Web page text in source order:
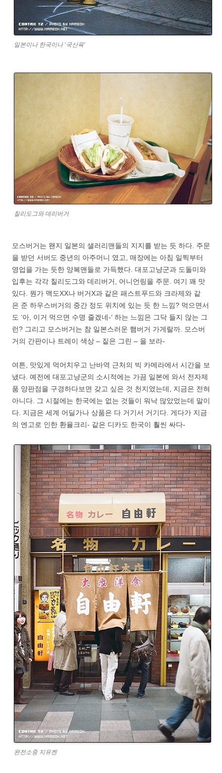
일본이나 한국이나 ‘국산육’
칠리도그와 데리버거
모스버거는 왠지 일본의 샐러리맨들의 지지를 받는 듯 하다. 주문
을 받던 서버도 중년의 아주머니 였고, 매장에는 아침 일찍부터
영업을 가는 듯한 양복맨들로 가득했다. 대포고냥군과 도돌미와
입후는 각각 칠리도그와 데리버거, 어니언링을 주문. 여기 꽤 맛
있다. 뭔가 맥도XX나 버거X과 같은 패스트푸드와 크라제와 같
은 준 하우스버거의 중간 정도 위치에 있는 듯 한 느낌? 먹으면서
도 ‘아, 이거 먹으면 수명 줄겠네-‘ 하는 느낌은 그닥 들지 않는 그
런? 그리고 모스버거는 참 일본스러운 햄버거 가게랄까. 모스버
거의 간판이나 트레이 색상 – 짙은 그린 – 을 보라-
여튼, 맛있게 먹어치우고 난바역 근처의 빅 카메라에서 시간을 보
냈다. 예전에 대포고냥군의 소시적에는 가끔 일본에 와서 전자제
품 양판점을 구경하다보면 갖고 싶은 것 천지였는데, 지금은 전혀
아니다. 그 시절에는 한국에는 없는 것들이 워낙 많았었는데 말이
다. 지금은 세계 어딜가나 상품은 다 거기서 거기다. 게다가 지금
의 엔고로 인한 환율크리- 같은 디카도 한국이 훨씬 싸다-
완전소중 지유켄